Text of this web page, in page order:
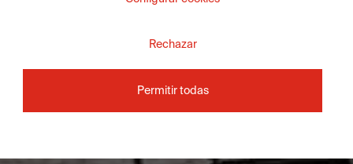
Rechazar
Permitir todas